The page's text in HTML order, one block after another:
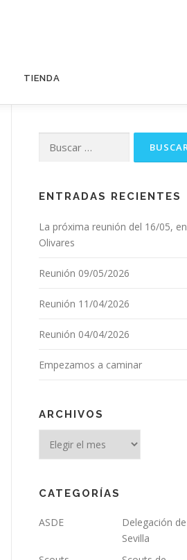
TIENDA
ENTRADAS RECIENTES
La próxima reunión del 16/05, en
Olivares
Reunión 09/05/2026
Reunión 11/04/2026
Reunión 04/04/2026
Empezamos a caminar
ARCHIVOS
CATEGORÍAS
ASDE
Delegación de
Sevilla